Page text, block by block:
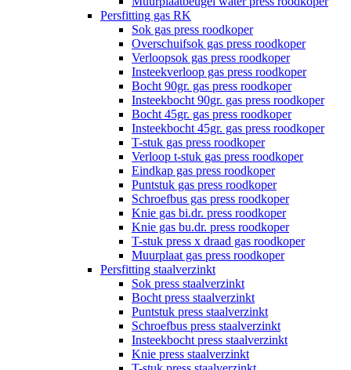
Persfitting gas RK
Sok gas press roodkoper
Overschuifsok gas press roodkoper
Verloopsok gas press roodkoper
Insteekverloop gas press roodkoper
Bocht 90gr. gas press roodkoper
Insteekbocht 90gr. gas press roodkoper
Bocht 45gr. gas press roodkoper
Insteekbocht 45gr. gas press roodkoper
T-stuk gas press roodkoper
Verloop t-stuk gas press roodkoper
Eindkap gas press roodkoper
Puntstuk gas press roodkoper
Schroefbus gas press roodkoper
Knie gas bi.dr. press roodkoper
Knie gas bu.dr. press roodkoper
T-stuk press x draad gas roodkoper
Muurplaat gas press roodkoper
Persfitting staalverzinkt
Sok press staalverzinkt
Bocht press staalverzinkt
Puntstuk press staalverzinkt
Schroefbus press staalverzinkt
Insteekbocht press staalverzinkt
Knie press staalverzinkt